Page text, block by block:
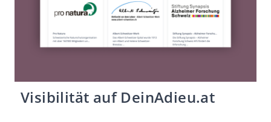
Visibilität auf DeinAdieu.at